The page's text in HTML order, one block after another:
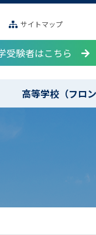
サイトマップ
受験者はこちら
高等学校（フロ